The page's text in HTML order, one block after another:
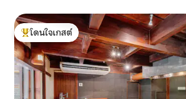
โดนใจเกสต์ที่สุด
โดนใจเกสต์